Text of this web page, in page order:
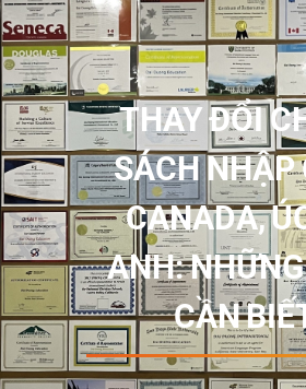
THAY ĐỔI
SÁCH NHẬP
CANADA,
ANH:
CẦN